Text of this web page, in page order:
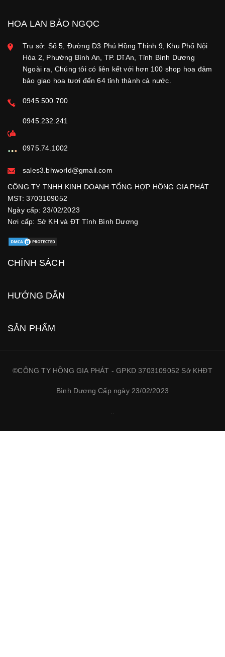
HOA LAN BẢO NGỌC
Trụ sở: Số 5, Đường D3 Phú Hồng Thịnh 9, Khu Phố Nội
Hóa 2, Phường Bình An, TP. Dĩ An, Tỉnh Bình Dương
Ngoài ra, Chúng tôi có liên kết với hơn 100 shop hoa đảm
bảo giao hoa tươi đến 64 tỉnh thành cả nước.
0945.500.700
0945.232.241
0975.74.1002
sales3.bhworld@gmail.com
CÔNG TY TNHH KINH DOANH TỔNG HỢP HỒNG GIA PHÁT
MST: 3703109052
Ngày cấp: 23/02/2023
Nơi cấp: Sở KH và ĐT Tỉnh Bình Dương
CHÍNH SÁCH
HƯỚNG DẪN
SẢN PHẨM
©CÔNG TY HỒNG GIA PHÁT - GPKD 3703109052 Sở KHĐT
Bình Dương Cấp ngày 23/02/2023
..